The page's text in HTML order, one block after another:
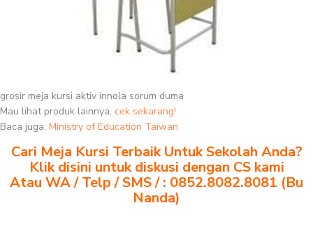
grosir meja kursi aktiv innola sorum duma
Mau lihat produk lainnya, cek sekarang!
Baca juga: Ministry of Education Taiwan
Cari Meja Kursi Terbaik Untuk Sekolah Anda?
Klik disini untuk diskusi dengan CS kami
Atau WA / Telp / SMS / : 0852.8082.8081 (Bu
Nanda)